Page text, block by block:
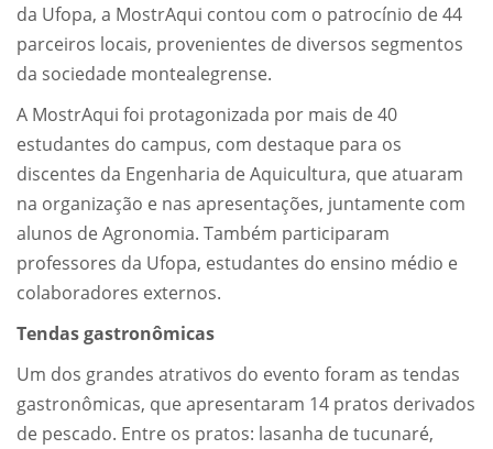
da Ufopa, a MostrAqui contou com o patrocínio de 44
parceiros locais, provenientes de diversos segmentos
da sociedade montealegrense.
A MostrAqui foi protagonizada por mais de 40
estudantes do campus, com destaque para os
discentes da Engenharia de Aquicultura, que atuaram
na organização e nas apresentações, juntamente com
alunos de Agronomia. Também participaram
professores da Ufopa, estudantes do ensino médio e
colaboradores externos.
Tendas gastronômicas
Um dos grandes atrativos do evento foram as tendas
gastronômicas, que apresentaram 14 pratos derivados
de pescado. Entre os pratos: lasanha de tucunaré,